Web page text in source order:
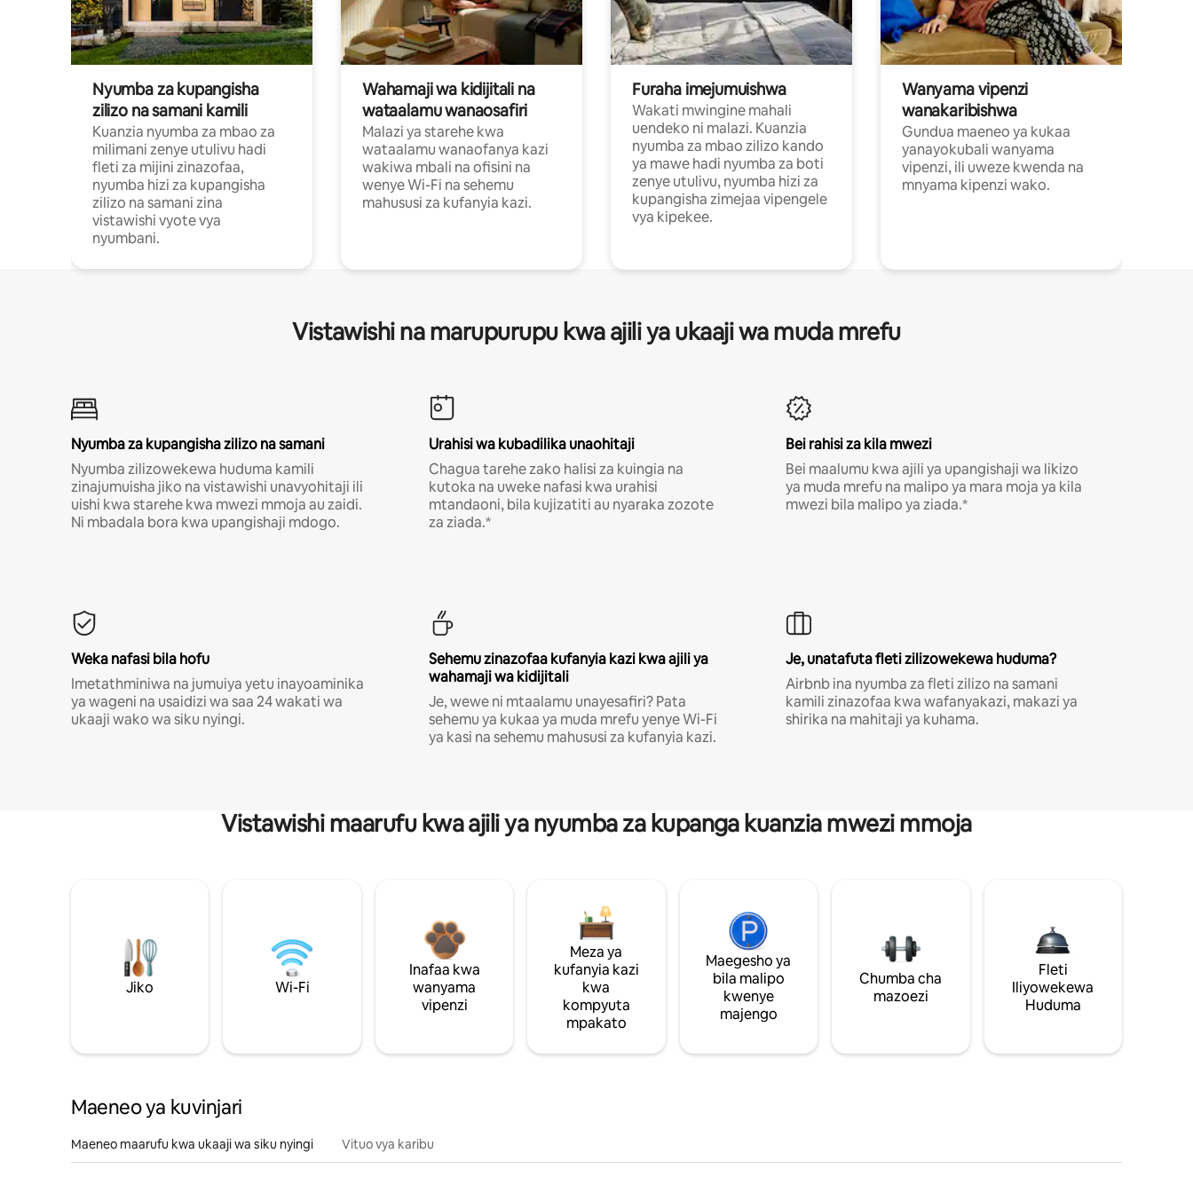
Nyumba za kupangisha
zilizo na samani kamili
Kuanzia nyumba za mbao za
milimani zenye utulivu hadi
fleti za mijini zinazofaa,
nyumba hizi za kupangisha
zilizo na samani zina
vistawishi vyote vya
nyumbani.
Wahamaji wa kidijitali na
wataalamu wanaosafiri
Malazi ya starehe kwa
wataalamu wanaofanya kazi
wakiwa mbali na ofisini na
wenye Wi-Fi na sehemu
mahususi za kufanyia kazi.
Furaha imejumuishwa
Wakati mwingine mahali
uendeko ni malazi. Kuanzia
nyumba za mbao zilizo kando
ya mawe hadi nyumba za boti
zenye utulivu, nyumba hizi za
kupangisha zimejaa vipengele
vya kipekee.
Wanyama vipenzi
wanakaribishwa
Gundua maeneo ya kukaa
yanayokubali wanyama
vipenzi, ili uweze kwenda na
mnyama kipenzi wako.
Vistawishi na marupurupu kwa ajili ya ukaaji wa muda mrefu
Nyumba za kupangisha zilizo na samani
Nyumba zilizowekewa huduma kamili
zinajumuisha jiko na vistawishi unavyohitaji ili
uishi kwa starehe kwa mwezi mmoja au zaidi.
Ni mbadala bora kwa upangishaji mdogo.
Urahisi wa kubadilika unaohitaji
Chagua tarehe zako halisi za kuingia na
kutoka na uweke nafasi kwa urahisi
mtandaoni, bila kujizatiti au nyaraka zozote
za ziada.*
Bei rahisi za kila mwezi
Bei maalumu kwa ajili ya upangishaji wa likizo
ya muda mrefu na malipo ya mara moja ya kila
mwezi bila malipo ya ziada.*
Weka nafasi bila hofu
Imetathminiwa na jumuiya yetu inayoaminika
ya wageni na usaidizi wa saa 24 wakati wa
ukaaji wako wa siku nyingi.
Sehemu zinazofaa kufanyia kazi kwa ajili ya
wahamaji wa kidijitali
Je, wewe ni mtaalamu unayesafiri? Pata
sehemu ya kukaa ya muda mrefu yenye Wi-Fi
ya kasi na sehemu mahususi za kufanyia kazi.
Je, unatafuta fleti zilizowekewa huduma?
Airbnb ina nyumba za fleti zilizo na samani
kamili zinazofaa kwa wafanyakazi, makazi ya
shirika na mahitaji ya kuhama.
Vistawishi maarufu kwa ajili ya nyumba za kupanga kuanzia mwezi mmoja
Jiko Wi-Fi
Inafaa kwa
wanyama
vipenzi
Meza ya
kufanyia kazi
kwa
kompyuta
mpakato
Maegesho ya
bila malipo
kwenye
majengo
Chumba cha
mazoezi
Fleti
Iliyowekewa
Huduma
Maeneo ya kuvinjari
Maeneo maarufu kwa ukaaji wa siku nyingi Vituo vya karibu